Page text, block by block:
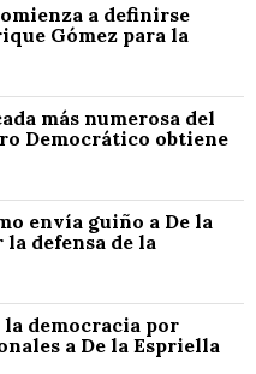
a definirse
Gómez para la
más numerosa del
Democrático obtiene
envía guiño a De la
defensa de la
la democracia por
a De la Espriella